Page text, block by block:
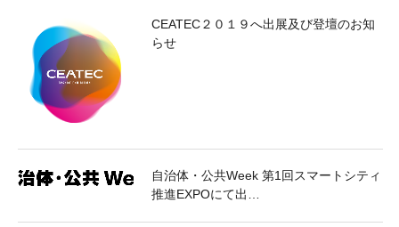
CEATEC２０１９へ出展及び登壇のお知
らせ
自治体・公共Week 第1回スマートシティ
推進EXPOにて出…